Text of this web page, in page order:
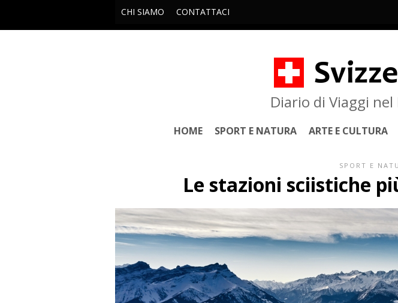
CHI SIAMO CONTATTACI
Diario di Viaggi
HOME SPORT E NATURA ARTE E CULTURA
SPORT E
Le stazioni sciistiche